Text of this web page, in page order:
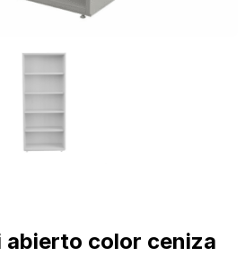
abierto color ceniza